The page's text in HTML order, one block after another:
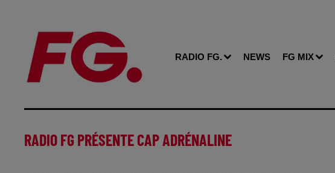
RADIO FG. NEWS FG MIX
RADIO FG PRÉSENTE CAP ADRÉNALINE